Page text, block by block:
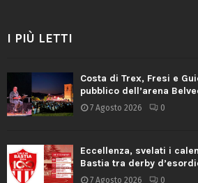
I PIÙ LETTI
Costa di Trex, Fresi e
pubblico dell’arena
7 Agosto 2026 0
Eccellenza, svelati i
Bastia tra derby
7 Agosto 2026 0